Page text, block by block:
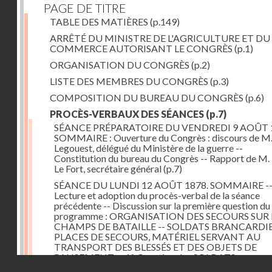
PAGE DE TITRE
TABLE DES MATIÈRES (p.149)
ARRÊTÉ DU MINISTRE DE L'AGRICULTURE ET DU
COMMERCE AUTORISANT LE CONGRÈS (p.1)
ORGANISATION DU CONGRÈS (p.2)
LISTE DES MEMBRES DU CONGRÈS (p.3)
COMPOSITION DU BUREAU DU CONGRÈS (p.6)
PROCÈS-VERBAUX DES SÉANCES (p.7)
SÉANCE PRÉPARATOIRE DU VENDREDI 9 AOÛT
SOMMAIRE : Ouverture du Congrès : discours de
Legouest, délégué du Ministère de la guerre --
Constitution du bureau du Congrès -- Rapport de M.
Le Fort, secrétaire général(p.7)
SÉANCE DU LUNDI 12 AOÛT 1878. SOMMAIRE --
Lecture et adoption du procès-verbal de la séance
précédente -- Discussion sur la première question du
programme : ORGANISATION DES SECOURS SUR
CHAMPS DE BATAILLE -- SOLDATS
PLACES DE SECOURS, MATÉRIEL SERVANT AU
TRANSPORT DES BLESSÉS ET DES OBJETS DE
PANSEMENT -- 1° Question des SOLDATS